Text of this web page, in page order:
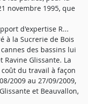
novembre 1995, que
d'expertise R...
à la Sucrerie de Bois
des bassins lui
Ravine Glissante. La
du travail à façon
2009 au 27/09/2009,
et Beauvallon,